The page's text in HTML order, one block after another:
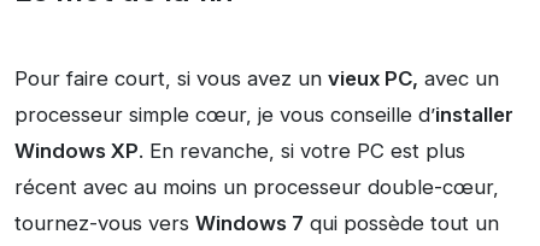
Pour faire court, si vous avez un vieux PC, avec un
processeur simple cœur, je vous conseille d’installer
Windows XP. En revanche, si votre PC est plus
récent avec au moins un processeur double-cœur,
tournez-vous vers Windows 7 qui possède tout un